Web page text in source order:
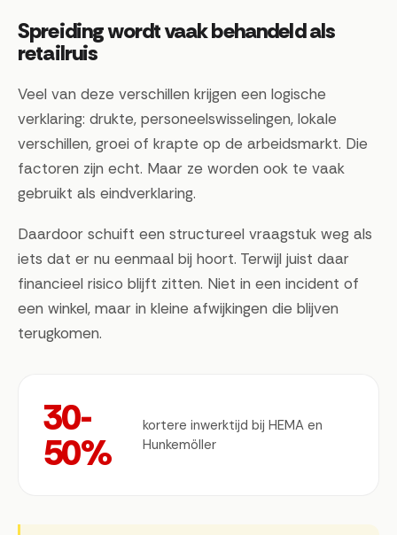
Spreiding wordt vaak behandeld als
retailruis
Veel van deze verschillen krijgen een logische
verklaring: drukte, personeelswisselingen, lokale
verschillen, groei of krapte op de arbeidsmarkt. Die
factoren zijn echt. Maar ze worden ook te vaak
gebruikt als eindverklaring.
Daardoor schuift een structureel vraagstuk weg als
iets dat er nu eenmaal bij hoort. Terwijl juist daar
financieel risico blijft zitten. Niet in een incident of
een winkel, maar in kleine afwijkingen die blijven
terugkomen.
30-
50%
kortere inwerktijd bij HEMA en
Hunkemöller